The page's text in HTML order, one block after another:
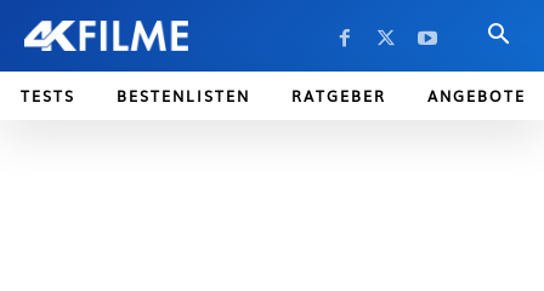
TESTS BESTENLISTEN RATGEBER ANGEBOTE